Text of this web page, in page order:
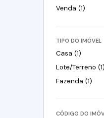
Venda (1)
TIPO DO IMÓVEL
Casa (1)
Lote/Terreno (1)
Fazenda (1)
CÓDIGO DO